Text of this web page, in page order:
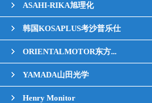
ASAHI-RIKA旭理化
韩国KOSAPLUS考沙普乐仕
ORIENTALMOTOR东方...
YAMADA山田光学
Henry Monitor